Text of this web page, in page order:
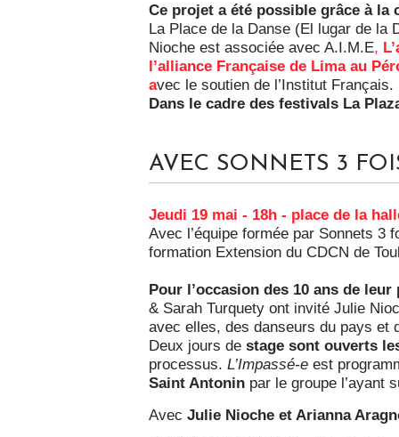
Ce projet a été possible grâce à la
La Place de la Danse (El lugar de la
Nioche est associée avec A.I.M.E,
l’alliance Française de Lima au
avec le soutien de l’Institut Français.
Dans le cadre des festivals La
AVEC SONNETS 3
Jeudi 19 mai - 18h - place de la
Avec l’équipe formée par Sonnets 3
formation Extension du CDCN de
Pour l’occasion des 10 ans de leur
& Sarah Turquety ont invité Julie
avec elles, des danseurs du pays et
Deux jours de stage sont ouverts
processus. L’Impassé-e est
Saint Antonin par le groupe l’ayant
Avec Julie Nioche et Arianna